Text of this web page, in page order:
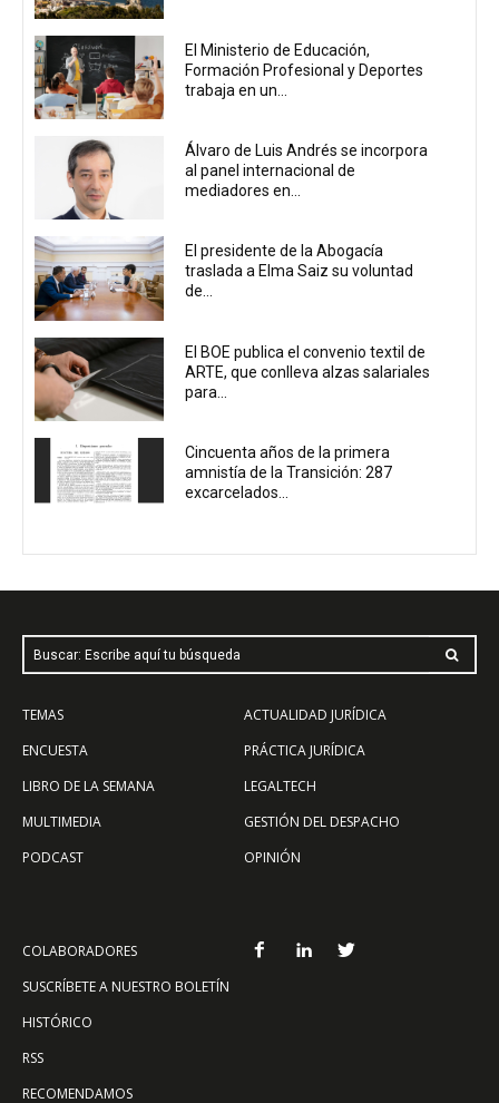
El Ministerio de Educación,
Formación Profesional y Deportes
trabaja en un...
Álvaro de Luis Andrés se incorpora
al panel internacional de
mediadores en...
El presidente de la Abogacía
traslada a Elma Saiz su voluntad
de...
El BOE publica el convenio textil de
ARTE, que conlleva alzas salariales
para...
Cincuenta años de la primera
amnistía de la Transición: 287
excarcelados...
Buscar: Escribe aquí tu búsqueda
TEMAS
ENCUESTA
LIBRO DE LA SEMANA
MULTIMEDIA
PODCAST
ACTUALIDAD JURÍDICA
PRÁCTICA JURÍDICA
LEGALTECH
GESTIÓN DEL DESPACHO
OPINIÓN
COLABORADORES
SUSCRÍBETE A NUESTRO BOLETÍN
HISTÓRICO
RSS
RECOMENDAMOS